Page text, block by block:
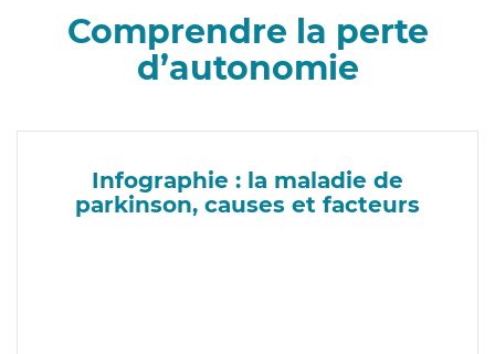
Comprendre la perte
d’autonomie
Infographie : la maladie de
parkinson, causes et facteurs